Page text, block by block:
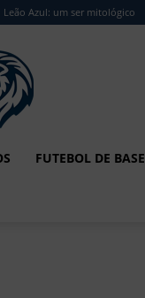
Leão Azul: um ser mitológico
FUTEBOL DE BASE